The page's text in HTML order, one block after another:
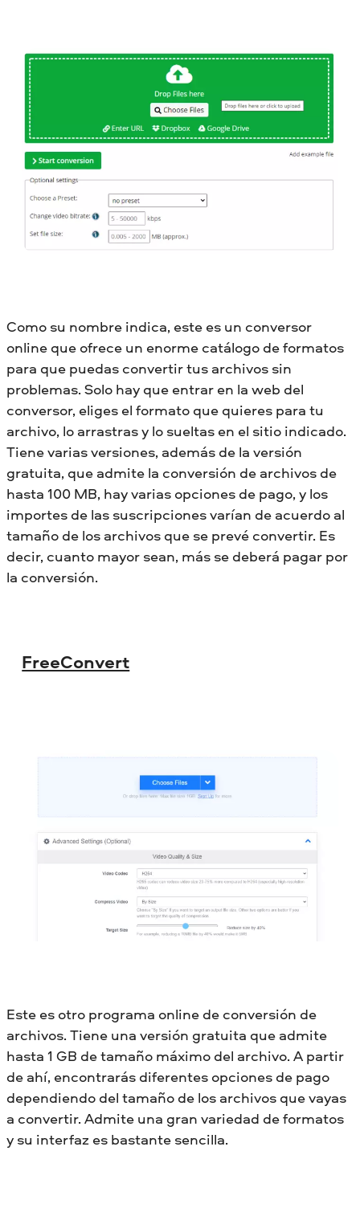
Como su nombre indica, este es un conversor
online que ofrece un enorme catálogo de formatos
para que puedas convertir tus archivos sin
problemas. Solo hay que entrar en la web del
conversor, eliges el formato que quieres para tu
archivo, lo arrastras y lo sueltas en el sitio indicado.
Tiene varias versiones, además de la versión
gratuita, que admite la conversión de archivos de
hasta 100 MB, hay varias opciones de pago, y los
importes de las suscripciones varían de acuerdo al
tamaño de los archivos que se prevé convertir. Es
decir, cuanto mayor sean, más se deberá pagar por
la conversión.
FreeConvert
Este es otro programa online de conversión de
archivos. Tiene una versión gratuita que admite
hasta 1 GB de tamaño máximo del archivo. A partir
de ahí, encontrarás diferentes opciones de pago
dependiendo del tamaño de los archivos que vayas
a convertir. Admite una gran variedad de formatos
y su interfaz es bastante sencilla.